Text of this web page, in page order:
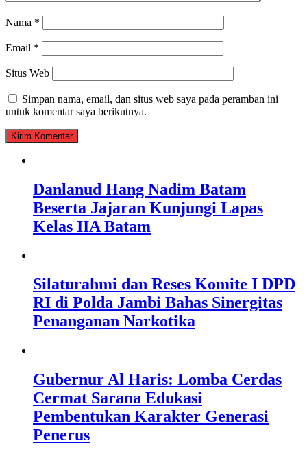
Nama *
Email *
Situs Web
Simpan nama, email, dan situs web saya pada peramban ini
untuk komentar saya berikutnya.
Danlanud Hang Nadim Batam
Beserta Jajaran Kunjungi Lapas
Kelas IIA Batam
Silaturahmi dan Reses Komite I DPD
RI di Polda Jambi Bahas Sinergitas
Penanganan Narkotika
Gubernur Al Haris: Lomba Cerdas
Cermat Sarana Edukasi
Pembentukan Karakter Generasi
Penerus